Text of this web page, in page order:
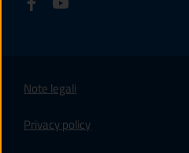
Note legali
Privacy policy